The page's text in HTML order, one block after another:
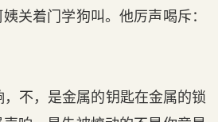
关着门学狗叫。他厉声喝斥：
不，是金属的钥匙在金属的锁